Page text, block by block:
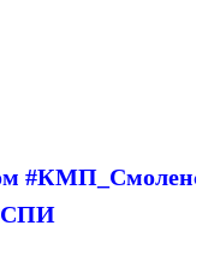
#КМП_Смоленск